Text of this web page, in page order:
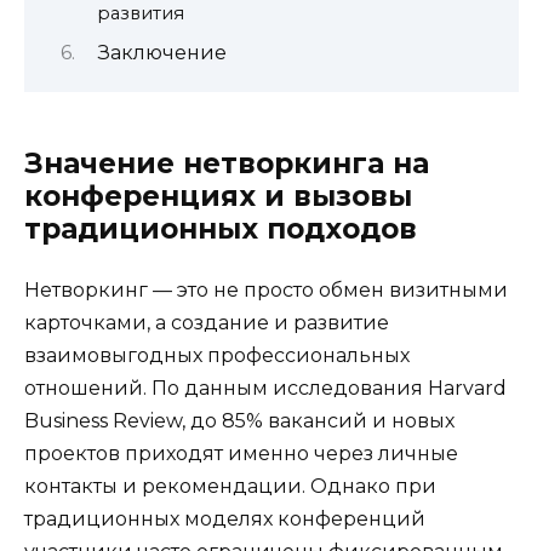
развития
Заключение
Значение нетворкинга на
конференциях и вызовы
традиционных подходов
Нетворкинг — это не просто обмен визитными
карточками, а создание и развитие
взаимовыгодных профессиональных
отношений. По данным исследования Harvard
Business Review, до 85% вакансий и новых
проектов приходят именно через личные
контакты и рекомендации. Однако при
традиционных моделях конференций